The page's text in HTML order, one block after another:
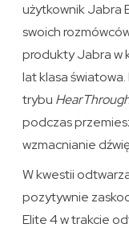
użytkownik Jabra
swoich
produkty Jabra w
lat klasa
trybu
podczas
wzmacnianie
W kwestii
pozytywnie
Elite 4 w trakcie